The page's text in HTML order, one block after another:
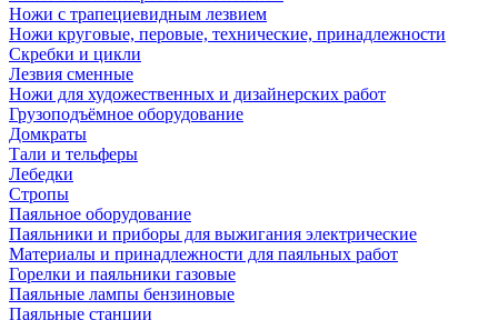
Ножи с трапециевидным лезвием
Ножи круговые, перовые, технические, принадлежности
Скребки и цикли
Лезвия сменные
Ножи для художественных и дизайнерских работ
Грузоподъёмное оборудование
Домкраты
Тали и тельферы
Лебедки
Стропы
Паяльное оборудование
Паяльники и приборы для выжигания электрические
Материалы и принадлежности для паяльных работ
Горелки и паяльники газовые
Паяльные лампы бензиновые
Паяльные станции